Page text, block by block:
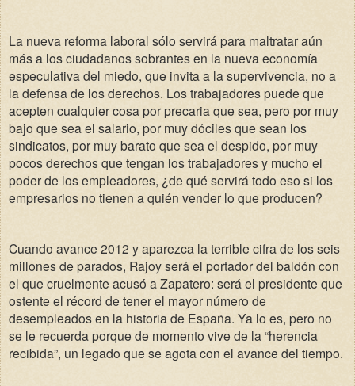
La nueva reforma laboral sólo servirá para maltratar aún
más a los ciudadanos sobrantes en la nueva economía
especulativa del miedo, que invita a la supervivencia, no a
la defensa de los derechos. Los trabajadores puede que
acepten cualquier cosa por precaria que sea, pero por muy
bajo que sea el salario, por muy dóciles que sean los
sindicatos, por muy barato que sea el despido, por muy
pocos derechos que tengan los trabajadores y mucho el
poder de los empleadores, ¿de qué servirá todo eso si los
empresarios no tienen a quién vender lo que producen?
Cuando avance 2012 y aparezca la terrible cifra de los seis
millones de parados, Rajoy será el portador del baldón con
el que cruelmente acusó a Zapatero: será el presidente que
ostente el récord de tener el mayor número de
desempleados en la historia de España. Ya lo es, pero no
se le recuerda porque de momento vive de la “herencia
recibida”, un legado que se agota con el avance del tiempo.